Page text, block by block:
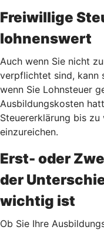
Freiwillige
lohnenswert
Auch wenn Sie nicht
verpflichtet sind, kann
wenn Sie Lohnsteuer
Ausbildungskosten
Steuererklärung bis
einzureichen.
Erst- oder
der
wichtig ist
Ob Sie Ihre